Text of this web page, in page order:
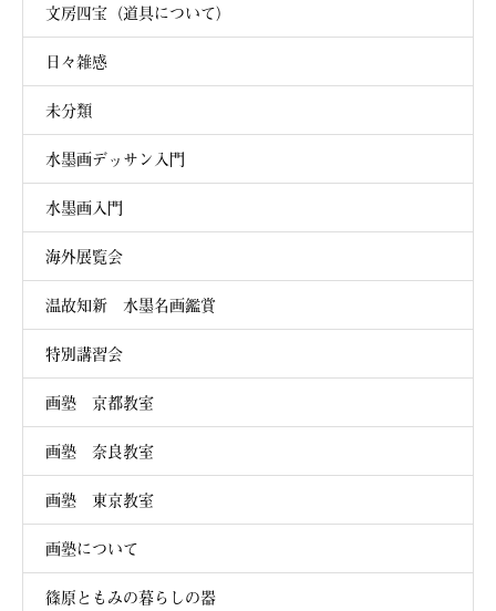
文房四宝（道具について）
日々雑感
未分類
水墨画デッサン入門
水墨画入門
海外展覧会
温故知新 水墨名画鑑賞
特別講習会
画塾 京都教室
画塾 奈良教室
画塾 東京教室
画塾について
篠原ともみの暮らしの器